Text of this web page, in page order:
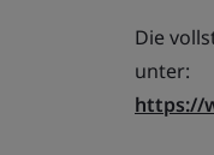
Die
unter:
https://